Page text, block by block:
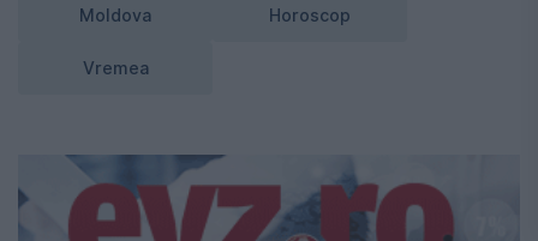
Moldova Horoscop
Vremea